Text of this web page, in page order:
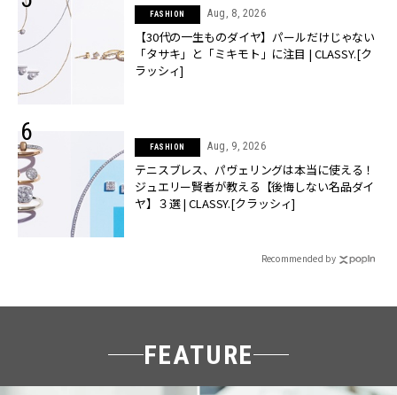
FASHION Aug, 8, 2026
【30代の一生ものダイヤ】パールだけじゃない
「タサキ」と「ミキモト」に注目 | CLASSY.[ク
ラッシィ]
FASHION Aug, 9, 2026
テニスブレス、パヴェリングは本当に使える！
ジュエリー賢者が教える【後悔しない名品ダイ
ヤ】３選 | CLASSY.[クラッシィ]
Recommended by
FEATURE